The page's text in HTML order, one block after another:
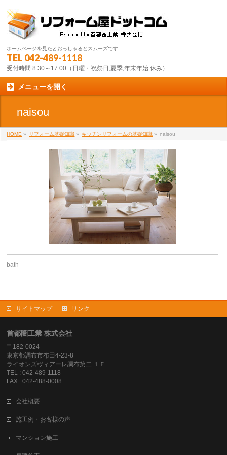
ホームページを見たとおっしゃるとスムーズです
TEL 042-489-1118
受付時間 8:30～17:00（日曜・祝祭日,夏季,年末年始 休み）
メニューを開く
naisou
HOME » リフォーム基礎知識 » キッチンリフォームの基礎知識 » naisou
bath
サイトマップ リンク
首都圏工業 株式会社
〒182-0024
東京都調布市布田4-23-8
ライオンズヴィアーレ調布第二 １Ｆ
TEL : 042-489-1118
FAX : 042-488-0008
会社概要
施工例・お客様の声
マンション施工